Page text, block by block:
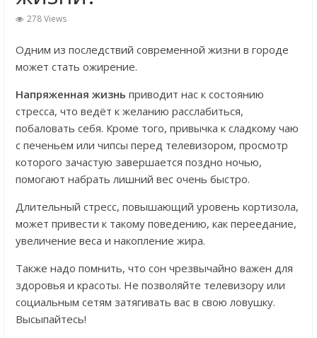
278 Views
Одним из последствий современной жизни в городе
может стать ожирение.
Напряженная жизнь приводит нас к состоянию
стресса, что ведёт к желанию расслабиться,
побаловать себя. Кроме того, привычка к сладкому чаю
с печеньем или чипсы перед телевизором, просмотр
которого зачастую завершается поздно ночью,
помогают набрать лишний вес очень быстро.
Длительный стресс, повышающий уровень кортизола,
может привести к такому поведению, как переедание,
увеличение веса и накопление жира.
Также надо помнить, что сон чрезвычайно важен для
здоровья и красоты. Не позволяйте телевизору или
социальным сетям затягивать вас в свою ловушку.
Высыпайтесь!